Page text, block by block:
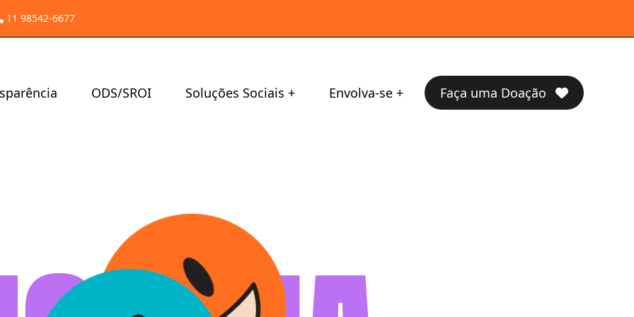
11 98542-6677
ODS/SROI Soluções Sociais Envolva-se Faça uma Doação